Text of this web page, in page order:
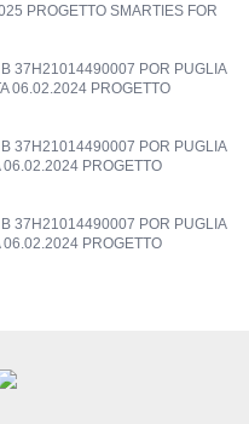
PROGETTO SMARTIES FOR
37H21014490007 POR PUGLIA
06.02.2024 PROGETTO
37H21014490007 POR PUGLIA
PROGETTO
37H21014490007 POR PUGLIA
PROGETTO